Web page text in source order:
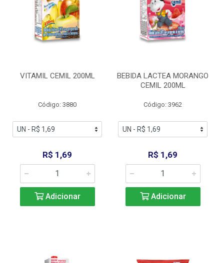
VITAMIL CEMIL 200ML
Código: 3880
R$ 1,69
Adicionar
BEBIDA LACTEA MORANGO
CEMIL 200ML
Código: 3962
R$ 1,69
Adicionar